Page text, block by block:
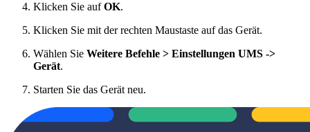
Klicken Sie aufOK.
Klicken Sie mit der rechten Maustaste auf das Gerät.
Wählen Sie Weitere Befehle > Einstellungen UMS ->
Gerät.
Starten Sie das Gerät neu.